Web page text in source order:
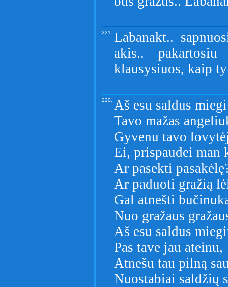
221. Labanakt..
akis..
klausysiuos, kaip
220. Aš esu saldus
Tavo mažas
Gyvenu tavo
Ei, prispaudei man
Ar pasekti
Ar paduoti gražią
Gal atnešti
Nuo gražaus
Aš esu saldus
Pas tave jau ateinu,
Atnešu tau pilną
Nuostabiai saldžių